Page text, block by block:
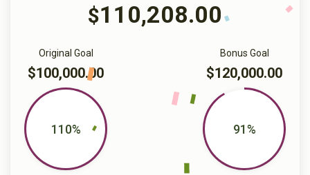
$110,208.00
Bonus Goal
$120,000.00
91%
Original Goal
$100,000.00
110%